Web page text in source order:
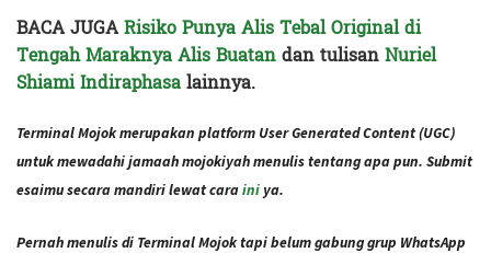
BACA JUGARisiko Punya Alis Tebal Original di
Tengah Maraknya Alis Buatandan tulisanNuriel
Shiami Indiraphasalainnya.
Terminal Mojok merupakan platform User Generated Content (UGC)
untuk mewadahi jamaah mojokiyah menulis tentang apa pun. Submit
esaimu secara mandiri lewat caraini ya.
Pernah menulis di Terminal Mojok tapi belum gabung grup WhatsApp